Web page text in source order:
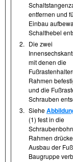
entfernen und
Einbau
Schalthebel
2. Die zwei
mit denen die
Rahmen
und die
Schrauben
3. Siehe
(1) fest in die
Rahmen
Ausbau der
Baugruppe